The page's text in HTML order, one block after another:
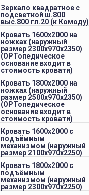
Зеркало квадратное с
подсветкой ш.800
выс.800 гл.20 (к Комоду)
Кровать 1600x2000 на
ножках (наружный
размер 2300х970х2350)
(ОРТопедическое
основание входит в
стоимость кровати)
Кровать 1800x2000 на
ножках (наружный
размер 2500х970х2350)
(ОРТопедическое
основание входит в
стоимость кровати)
Кровать 1600x2000 с
подъёмным
механизмом (наружный
размер 2100х970х2250)
Кровать 1800x2000 с
подъёмным
механизмом (наружный
размер 2300х970х2250)